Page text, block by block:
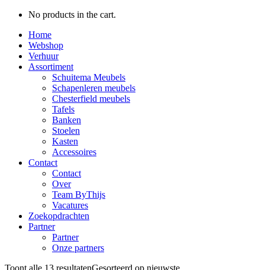
No products in the cart.
Home
Webshop
Verhuur
Assortiment
Schuitema Meubels
Schapenleren meubels
Chesterfield meubels
Tafels
Banken
Stoelen
Kasten
Accessoires
Contact
Contact
Over
Team ByThijs
Vacatures
Zoekopdrachten
Partner
Partner
Onze partners
Toont alle 13 resultatenGesorteerd op nieuwste